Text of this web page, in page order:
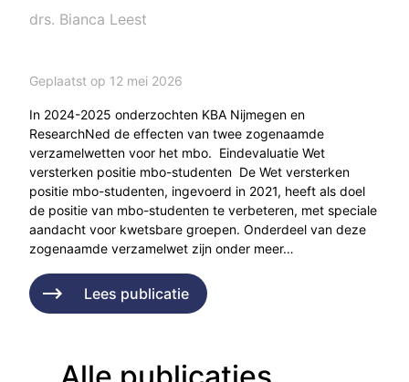
drs. Bianca Leest
Geplaatst op 12 mei 2026
In 2024-2025 onderzochten KBA Nijmegen en
ResearchNed de effecten van twee zogenaamde
verzamelwetten voor het mbo. Eindevaluatie Wet
versterken positie mbo-studenten De Wet versterken
positie mbo-studenten, ingevoerd in 2021, heeft als doel
de positie van mbo-studenten te verbeteren, met speciale
aandacht voor kwetsbare groepen. Onderdeel van deze
zogenaamde verzamelwet zijn onder meer…
Lees publicatie